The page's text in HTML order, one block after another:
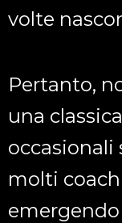
volte
Pertanto,
una
occasionali
molti